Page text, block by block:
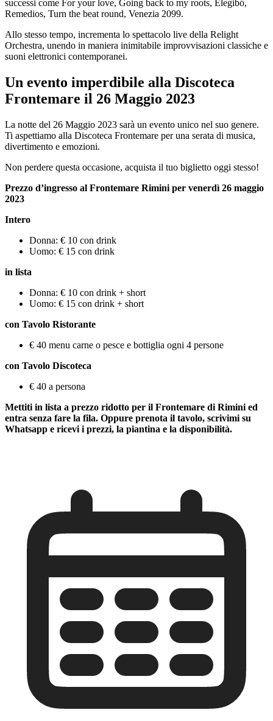
successi come For your love, Going back to my roots, Elegibó,
Remedios, Turn the beat round, Venezia 2099.
Allo stesso tempo, incrementa lo spettacolo live della Relight
Orchestra, unendo in maniera inimitabile improvvisazioni classiche e
suoni elettronici contemporanei.
Un evento imperdibile alla Discoteca
Frontemare il 26 Maggio 2023
La notte del 26 Maggio 2023 sarà un evento unico nel suo genere.
Ti aspettiamo alla Discoteca Frontemare per una serata di musica,
divertimento e emozioni.
Non perdere questa occasione, acquista il tuo biglietto oggi stesso!
Prezzo d’ingresso al Frontemare Rimini per venerdì 26 maggio
2023
Intero
Donna: € 10 con drink
Uomo: € 15 con drink
in lista
Donna: € 10 con drink + short
Uomo: € 15 con drink + short
con Tavolo Ristorante
€ 40 menu carne o pesce e bottiglia ogni 4 persone
con Tavolo Discoteca
€ 40 a persona
Mettiti in lista a prezzo ridotto per il Frontemare di Rimini ed
entra senza fare la fila. Oppure prenota il tavolo, scrivimi su
Whatsapp e ricevi i prezzi, la piantina e la disponibilità.